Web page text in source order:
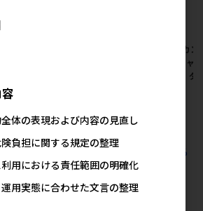
チ
価格
324円
[マルカ
スペシャ
菜入り
てのマルカン サンライズの人気商品を見る
体の表現および内容の見直し
負担に関する規定の整理
用における責任範囲の明確化
用実態に合わせた文言の整理